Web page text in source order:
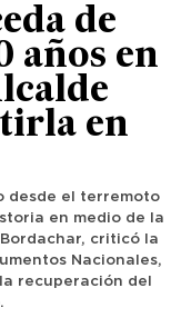
de
años en
en
desde el terremoto
en medio de la
criticó la
Nacionales,
recuperación del